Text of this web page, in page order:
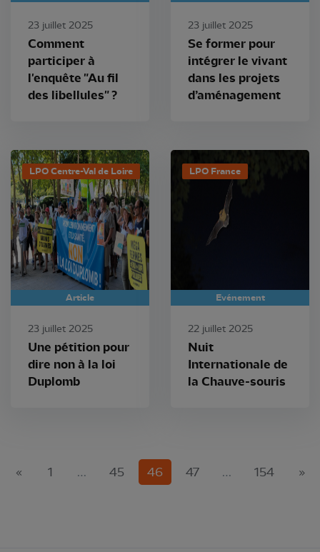
23 juillet 2025
Comment
participer à
l'enquête "Au fil
des libellules" ?
23 juillet 2025
Se former pour
intégrer le vivant
dans les projets
d’aménagement
LPO Centre-Val de Loire
Article
23 juillet 2025
Une pétition pour
dire non à la loi
Duplomb
LPO France
Evénement
22 juillet 2025
Nuit
Internationale de
la Chauve-souris
« 1 … 45 46(current)
47 … 154 »